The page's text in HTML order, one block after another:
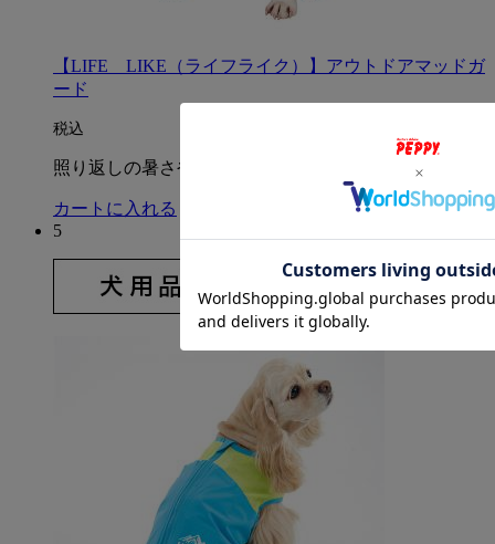
【LIFE LIKE（ライフライク）】アウトドアマッドガ
ード
税込
照り返しの暑さや泥はねに！これひとつで。
カートに入れる
5